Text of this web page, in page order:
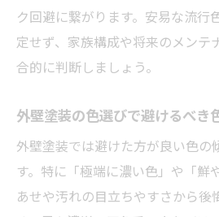
ク回避に繋がります。安易な流行
定せず、家族構成や将来のメンテ
合的に判断しましょう。
外壁塗装の色選びで避けるべき
外壁塗装では避けた方が良い色の
す。特に「極端に濃い色」や「鮮
あせや汚れの目立ちやすさから後